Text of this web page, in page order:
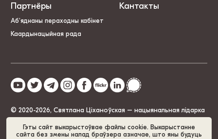
Гэты сайт выкарыстоўвае файлы cookie. Выкарыстанне
сайта без змены налад браўзера азначае, што яны будуць
Партнёры
Аб’яднаны пераходны кабінет
Каардынацыйная рада
Кантакты
© 2020-2026, Святлана Ціханоўская – нацыянальная лідарка